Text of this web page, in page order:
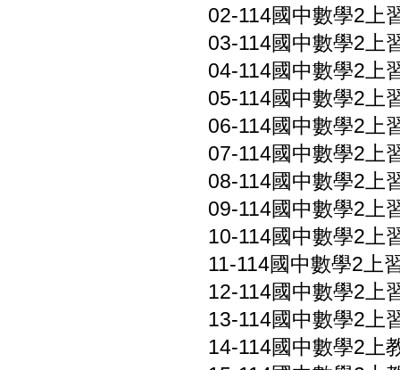
02-114國中數學2上
03-114國中數學2上
04-114國中數學2上
05-114國中數學2上
06-114國中數學2上
07-114國中數學2上
08-114國中數學2上
09-114國中數學2上
10-114國中數學2上
11-114國中數學2上
12-114國中數學2上
13-114國中數學2上
14-114國中數學2上